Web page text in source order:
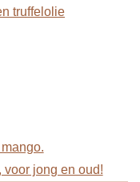
truffelolie
voor jong en oud!